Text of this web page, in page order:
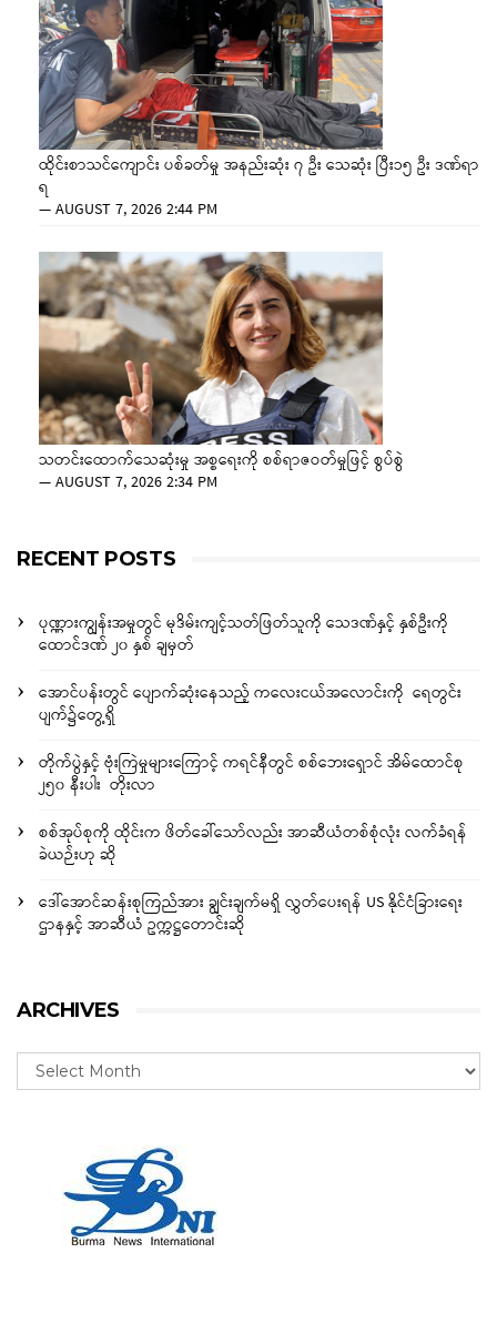
ထိုင်းစာသင်ကျောင်း ပစ်ခတ်မှု အနည်းဆုံး ၇ ဦး သေဆုံး ပြီး၁၅ ဦး ဒဏ်ရာ
ရ
—AUGUST 7, 2026 2:44 PM
သတင်းထောက်သေဆုံးမှု အစ္စရေးကို စစ်ရာဇဝတ်မှုဖြင့် စွပ်စွဲ
—AUGUST 7, 2026 2:34 PM
RECENT POSTS
ပုဏ္ဏားကျွန်းအမှုတွင် မုဒိမ်းကျင့်သတ်ဖြတ်သူကို သေဒဏ်နှင့် နှစ်ဦးကို
ထောင်ဒဏ် ၂၀ နှစ် ချမှတ်
အောင်ပန်းတွင် ပျောက်ဆုံးနေသည့် ကလေးငယ်အလောင်းကို ရေတွင်း
ပျက်၌တွေ့ရှိ
တိုက်ပွဲနှင့် ဗုံးကြဲမှုများကြောင့် ကရင်နီတွင် စစ်ဘေးရှောင် အိမ်ထောင်စု
၂၅၀ နီးပါး တိုးလာ
စစ်အုပ်စုကို ထိုင်းက ဖိတ်ခေါ်သော်လည်း အာဆီယံတစ်စုံလုံး လက်ခံရန်
ခဲယဉ်းဟု ဆို
ဒေါ်အောင်ဆန်းစုကြည်အား ချွင်းချက်မရှိ လွှတ်ပေးရန် US နိုင်ငံခြားရေး
ဌာနနှင့် အာဆီယံ ဥက္ကဋ္ဌတောင်းဆို
ARCHIVES